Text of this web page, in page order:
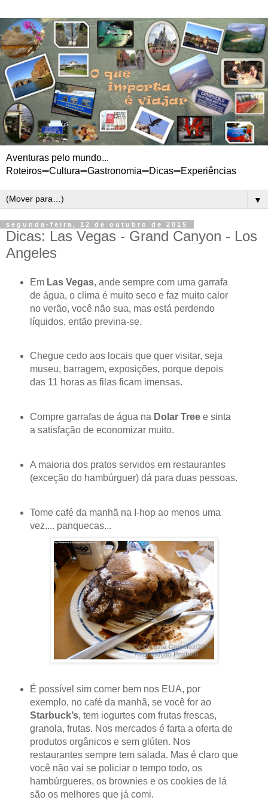
Aventuras pelo mundo...
Roteiros➖Cultura➖Gastronomia➖Dicas➖Experiências
▼
segunda-feira, 12 de outubro de 2015
Dicas: Las Vegas - Grand Canyon - Los
Angeles
Em Las Vegas, ande sempre com uma garrafa
de água, o clima é muito seco e faz muito calor
no verão, você não sua, mas está perdendo
líquidos, então previna-se.
Chegue cedo aos locais que quer visitar, seja
museu, barragem, exposições, porque depois
das 11 horas as filas ficam imensas.
Compre garrafas de água na Dolar Treee sinta
a satisfação de economizar muito.
A maioria dos pratos servidos em restaurantes
(exceção do hambúrguer) dá para duas pessoas.
Tome café da manhã na I-hop ao menos uma
vez.... panquecas...
É possível sim comer bem nos EUA, por
exemplo, no café da manhã, se você for ao
Starbuck’s, tem iogurtes com frutas frescas,
granola, frutas. Nos mercados é farta a oferta de
produtos orgânicos e sem glúten. Nos
restaurantes sempre tem salada. Mas é claro que
você não vai se policiar o tempo todo, os
hambúrgueres, os brownies e os cookies de lá
são os melhores que já comi.